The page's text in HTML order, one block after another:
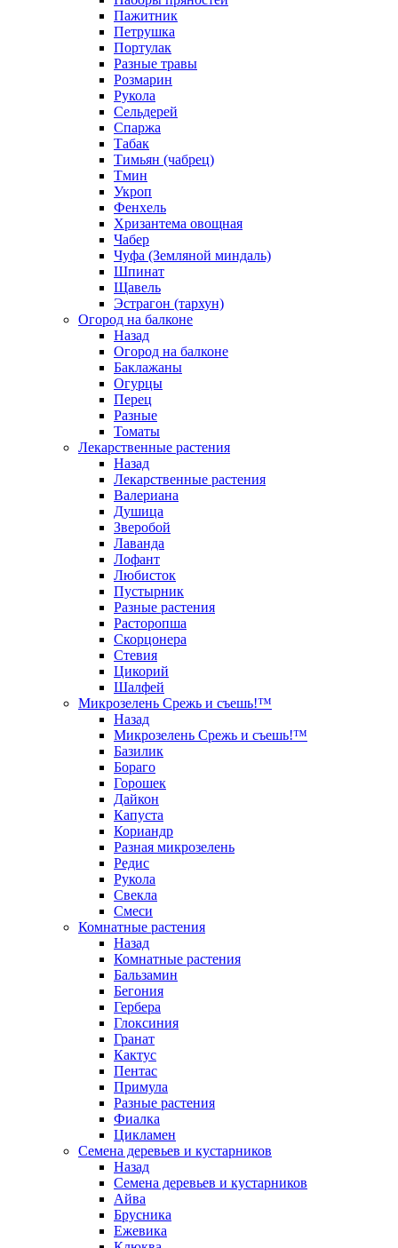
Пажитник
Петрушка
Портулак
Разные травы
Розмарин
Рукола
Сельдерей
Спаржа
Табак
Тимьян (чабрец)
Тмин
Укроп
Фенхель
Хризантема овощная
Чабер
Чуфа (Земляной миндаль)
Шпинат
Щавель
Эстрагон (тархун)
Огород на балконе
Назад
Огород на балконе
Баклажаны
Огурцы
Перец
Разные
Томаты
Лекарственные растения
Назад
Лекарственные растения
Валериана
Душица
Зверобой
Лаванда
Лофант
Любисток
Пустырник
Разные растения
Расторопша
Скорцонера
Стевия
Цикорий
Шалфей
Микрозелень Срежь и съешь!™
Назад
Микрозелень Срежь и съешь!™
Базилик
Бораго
Горошек
Дайкон
Капуста
Кориандр
Разная микрозелень
Редис
Рукола
Свекла
Смеси
Комнатные растения
Назад
Комнатные растения
Бальзамин
Бегония
Гербера
Глоксиния
Гранат
Кактус
Пентас
Примула
Разные растения
Фиалка
Цикламен
Семена деревьев и кустарников
Назад
Семена деревьев и кустарников
Айва
Брусника
Ежевика